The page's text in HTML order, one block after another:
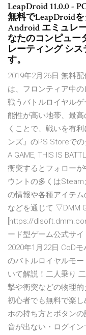
LeapDroid 11.0.0 -
無料でLeapDroid
Android エミュレ
なたのコンピュー
レーティング シ
す。
2019年2月26日 無料
は、フロンティア中
戦うバトルロイヤル
能性が高い地帯、最
くことで、戦いを有
ンズ』のPS Storeで
A GAME, THIS IS
衝突するとフォロー
ウントの多くは
の情報や各種アイテ
などを通じて ▽DMM
[https://
ード型ゲーム公式サ
2020年1月22日 CoD
のバトルロイヤルモ
いて解説！二人乗り
撃や衝突などの物理
初心者でも無料で楽
ホの持ち方とボタンの
音が出ない・ログイ